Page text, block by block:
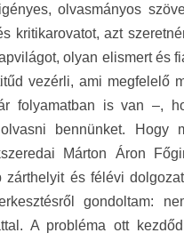
olvasmányos
kritikarovatot, azt
olyan elismert és
vezérli, ami megfelelő
folyamatban is van –,
bennünket.
Márton Áron
és félévi
gondoltam:
A probléma ott